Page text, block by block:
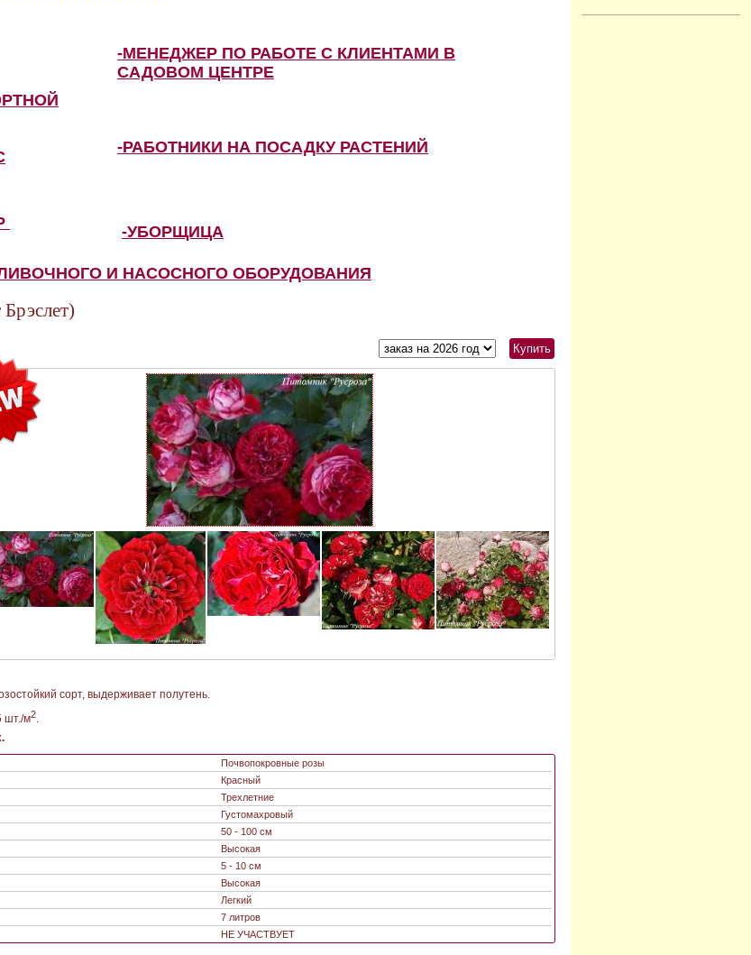
-МЕНЕДЖЕР ПО РАБОТЕ С КЛИЕНТАМИ В
САДОВОМ ЦЕНТРЕ
-РАБОТНИКИ НА ПОСАДКУ РАСТЕНИЙ
-УБОРЩИЦА
И НАСОСНОГО ОБОРУДОВАНИЯ
сорт, выдерживает полутень.
шт./м2
Почвопокровные розы
Красный
Трехлетние
Густомахровый
50 - 100 см
Высокая
5 - 10 см
Высокая
Легкий
7 литров
НЕ УЧАСТВУЕТ